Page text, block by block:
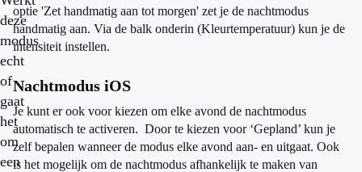
deze
modus
echt
of
gaat
het
om
een
optie 'Zet handmatig aan tot morgen' zet je de nachtmodus
handmatig aan. Via de balk onderin (Kleurtemperatuur) kun je de
intensiteit instellen.
Nachtmodus iOS
Je kunt er ook voor kiezen om elke avond de nachtmodus
automatisch te activeren. Door te kiezen voor ‘Gepland’ kun je
zelf bepalen wanneer de modus elke avond aan- en uitgaat. Ook
is het mogelijk om de nachtmodus afhankelijk te maken van